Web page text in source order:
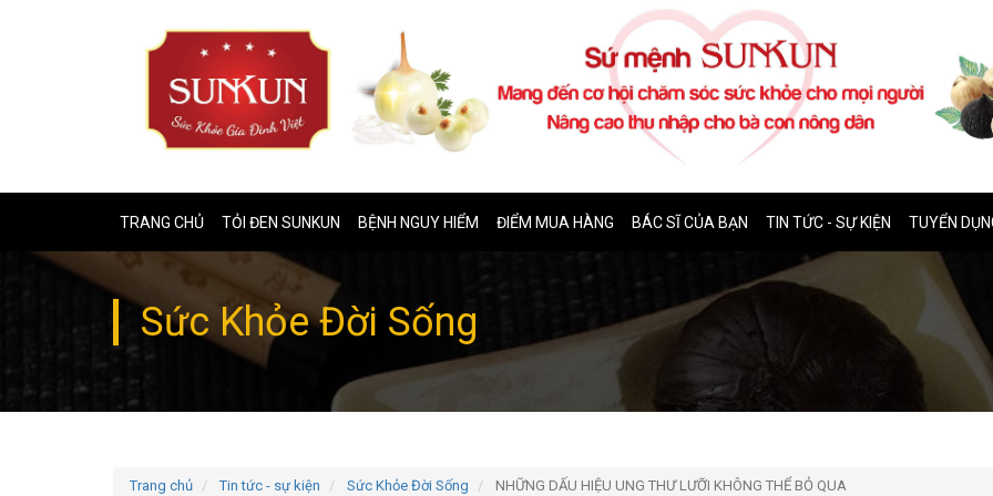
TRANG CHỦ TỎI ĐEN SUNKUN BỆNH NGUY HIỂM ĐIỂM MUA HÀNG BÁC SĨ CỦA BẠN TIN TỨC - SỰ KIỆN TUYỂN
Sức Khỏe Đời Sống
Trang chủ Tin tức - sự kiện Sức Khỏe Đời Sống NHỮNG DẤU HIỆU UNG THƯ LƯỠI KHÔNG THỂ BỎ QUA